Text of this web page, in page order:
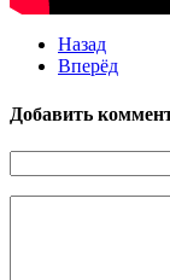
Назад
Вперёд
Добавить